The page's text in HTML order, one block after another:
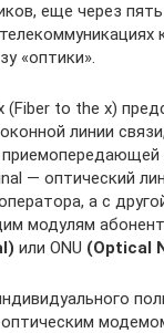
еще через
«оптики».
(Fiber to the x)
линии
— оптический
а с
модулям
или ONU (Optical